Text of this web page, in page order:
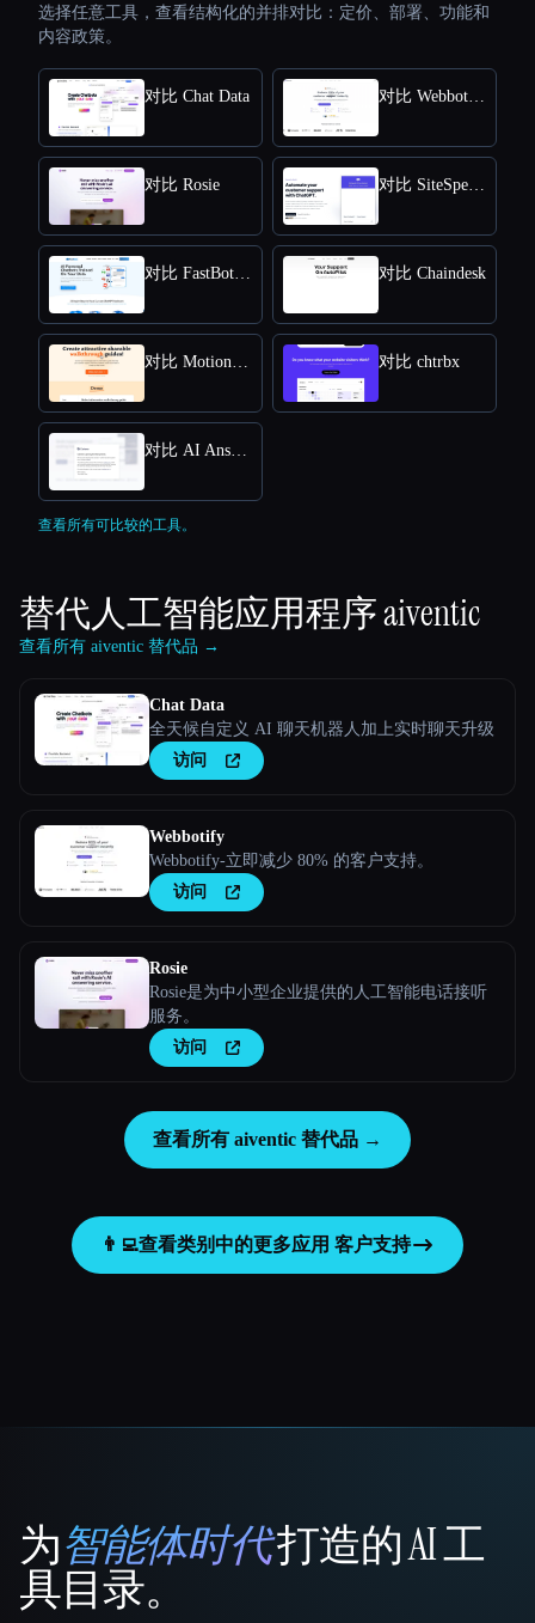
选择任意工具，查看结构化的并排对比：定价、部署、功能和
内容政策。
对比 Chat Data 对比 Webbotify
对比 Rosie 对比 SiteSpeakAI
对比 FastBots.ai 对比 Chaindesk
对比 MotionShot 对比 chtrbx
对比 AI Answers by Cohere
查看所有可比较的工具。
替代人工智能应用程序aiventic
查看所有 aiventic 替代品 →
Chat Data
全天候自定义 AI 聊天机器人加上实时聊天升级
访问
Webbotify
Webbotify-立即减少 80% 的客户支持。
访问
Rosie
Rosie是为中小型企业提供的人工智能电话接听
服务。
访问
查看所有 aiventic 替代品 →
👨‍💻查看类别中的更多应用 客户支持
That AI Collection
为智能体时代打造的 AI 工
具目录。